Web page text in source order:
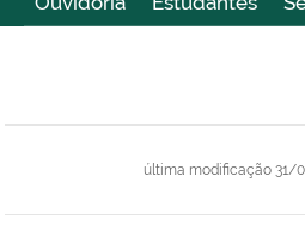
última modificação31/